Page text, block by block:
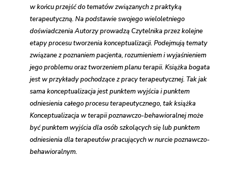
w końcu przejść do tematów związanych z praktyką
terapeutyczną. Na podstawie swojego wieloletniego
doświadczenia Autorzy prowadzą Czytelnika przez kolejne
etapy procesu tworzenia konceptualizacji. Podejmują tematy
związane z poznaniem pacjenta, rozumieniem i wyjaśnieniem
jego problemu oraz tworzeniem planu terapii. Książka bogata
jest w przykłady pochodzące z pracy terapeutycznej. Tak jak
sama konceptualizacja jest punktem wyjścia i punktem
odniesienia całego procesu terapeutycznego, tak książka
Konceptualizacja w terapii poznawczo-behawioralnej może
być punktem wyjścia dla osób szkolących się lub punktem
odniesienia dla terapeutów pracujących w nurcie poznawczo-
behawioralnym.